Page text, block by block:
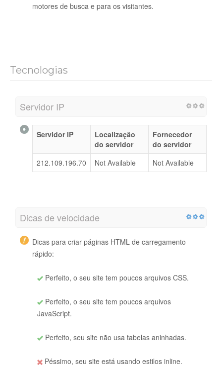
motores de busca e para os visitantes.
Tecnologias
Servidor IP
Servidor IP
Localização
do servidor
Fornecedor
do servidor
212.109.196.70
Not Available Not Available
Dicas de velocidade
Dicas para criar páginas HTML de carregamento
rápido:
Perfeito, o seu site tem poucos arquivos CSS.
Perfeito, o seu site tem poucos arquivos
JavaScript.
Perfeito, seu site não usa tabelas aninhadas.
Péssimo, seu site está usando estilos inline.